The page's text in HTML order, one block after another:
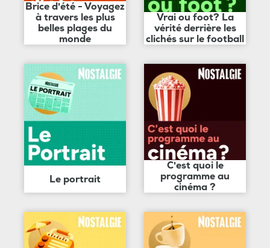
Brice d'été - Voyagez
à travers les plus
belles plages du
monde
Vrai ou foot? La
vérité derrière les
clichés sur le football
Le portrait
C'est quoi le
programme au
cinéma ?